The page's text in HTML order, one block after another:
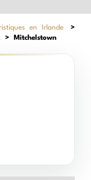
en Irlande
>
> Mitchelstown